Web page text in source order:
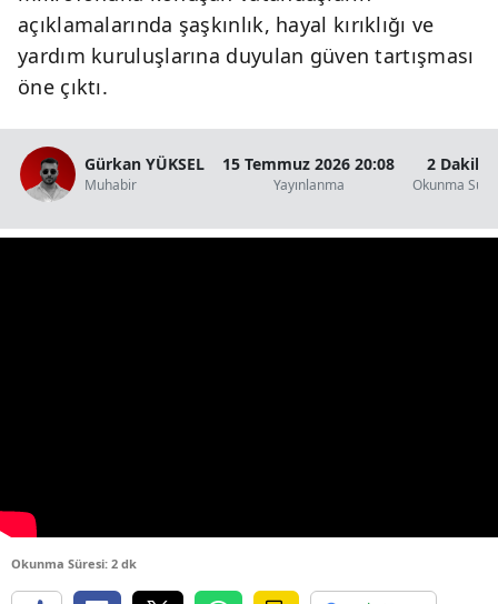
açıklamalarında şaşkınlık, hayal kırıklığı ve
yardım kuruluşlarına duyulan güven tartışması
öne çıktı.
Gürkan YÜKSEL
Muhabir
15 Temmuz 2026 20:08
Yayınlanma
2 Dakika
Okunma
Okunma Süresi: 2 dk